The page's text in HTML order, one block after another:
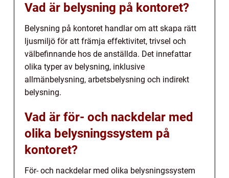
Vad är belysning på kontoret?
Belysning på kontoret handlar om att skapa rätt
ljusmiljö för att främja effektivitet, trivsel och
välbefinnande hos de anställda. Det innefattar
olika typer av belysning, inklusive
allmänbelysning, arbetsbelysning och indirekt
belysning.
Vad är för- och nackdelar med
olika belysningssystem på
kontoret?
För- och nackdelar med olika belysningssystem